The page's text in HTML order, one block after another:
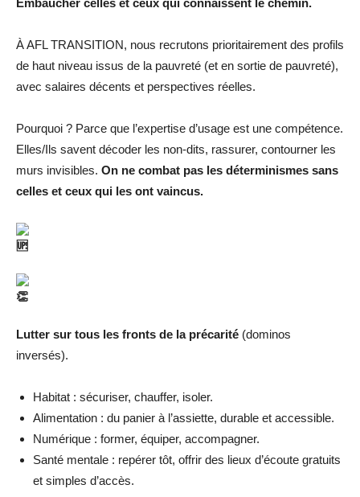
À AFL TRANSITION, nous recrutons prioritairement des profils
de haut niveau issus de la pauvreté (et en sortie de pauvreté),
avec salaires décents et perspectives réelles.
Pourquoi ? Parce que l’expertise d’usage est une compétence.
Elles/Ils savent décoder les non-dits, rassurer, contourner les
murs invisibles. On ne combat pas les déterminismes sans
celles et ceux qui les ont vaincus.
Lutter sur tous les fronts de la précarité (dominos
inversés).
Habitat : sécuriser, chauffer, isoler.
Alimentation : du panier à l’assiette, durable et accessible.
Numérique : former, équiper, accompagner.
Santé mentale : repérer tôt, offrir des lieux d’écoute gratuits
et simples d’accès.